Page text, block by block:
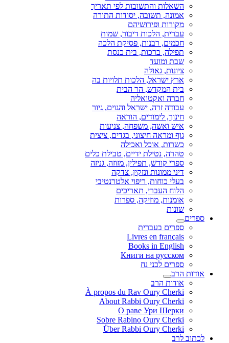
השאלות והתשובות לפי תאריך
אמונה, תשובה, יסודות התורה
מקורות ופירושיהם
עברית, הלכות דיבור, שמות
חכמים, רבנות, פסיקת הלכה
תפילה, ברכות, בית כנסת
שבת ומועד
ציונות, גאולה
ארץ ישראל, הלכות תלויות בה
בית המקדש, הר הבית
חברה ואקטואליה
עבודה זרה, ישראל והגוים, גיור
חינוך, לימודים, הוראה
איש ואשה, משפחה, צניעות
גוף ומראה חיצוני, בגדים, ציצית
כשרות, אוכל ואכילה
טהרה, נטילת ידיים, טבילת כלים
ספרי קודש, תפילין, מזוזה, גניזה
דיני ממונות ונזקין, צדקה
בעלי כוחות, ריפוי אלטרנטיבי
הלוח העברי, תאריכים
אומנות, מוזיקה, ספרות
שונות
ספרים
ספרים בעברית
Livres en français
Books in English
Книги на русском
ספרים לבני נח
אודות הרב
אודות הרב
À propos du Rav Oury Cherki
About Rabbi Oury Cherki
О раве Ури Шерки
Sobre Rabino Oury Cherki
Über Rabbi Oury Cherki
לכתוב לרב